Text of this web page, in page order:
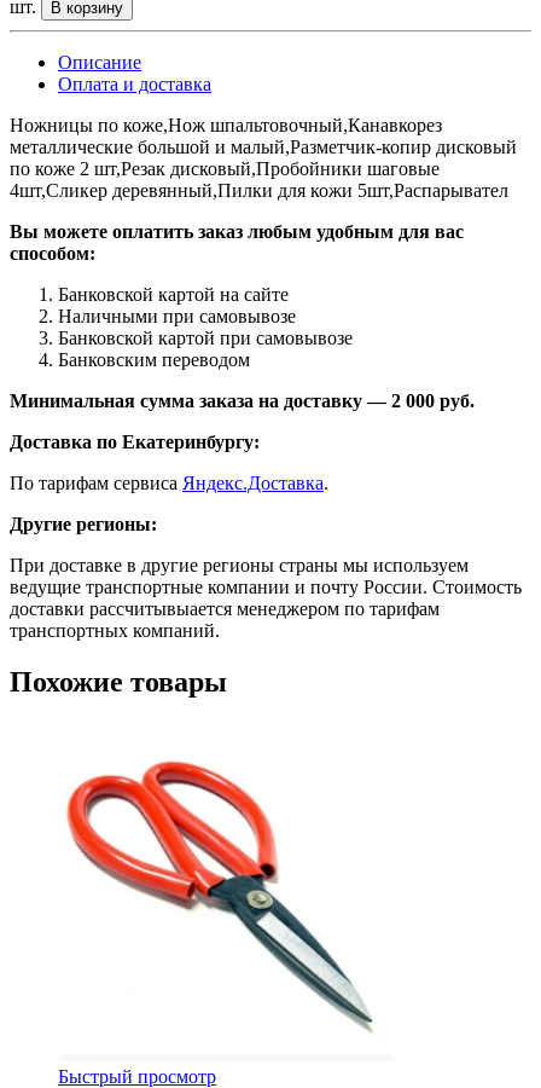
шт. В корзину
Описание
Оплата и доставка
Ножницы по коже,Нож шпальтовочный,Канавкорез
металлические большой и малый,Разметчик-копир дисковый
по коже 2 шт,Резак дисковый,Пробойники шаговые
4шт,Сликер деревянный,Пилки для кожи 5шт,Распарывател
Вы можете оплатить заказ любым удобным для вас
способом:
Банковской картой на сайте
Наличными при самовывозе
Банковской картой при самовывозе
Банковским переводом
Минимальная сумма заказа на доставку — 2 000 руб.
Доставка по Екатеринбургу:
По тарифам сервиса Яндекс.Доставка.
Другие регионы:
При доставке в другие регионы страны мы используем
ведущие транспортные компании и почту России. Стоимость
доставки рассчитывыается менеджером по тарифам
транспортных компаний.
Похожие товары
Быстрый просмотр